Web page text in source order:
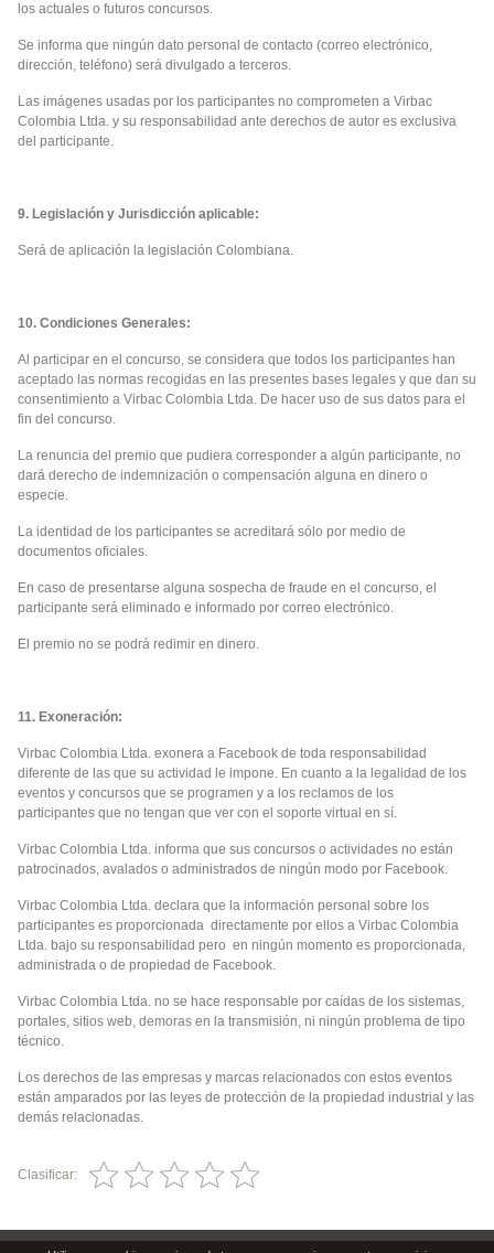
los actuales o futuros concursos.
Se informa que ningún dato personal de contacto (correo electrónico,
dirección, teléfono) será divulgado a terceros.
Las imágenes usadas por los participantes no comprometen a Virbac
Colombia Ltda. y su responsabilidad ante derechos de autor es exclusiva
del participante.
9. Legislación y Jurisdicción aplicable:
Será de aplicación la legislación Colombiana.
10. Condiciones Generales:
Al participar en el concurso, se considera que todos los participantes han
aceptado las normas recogidas en las presentes bases legales y que dan su
consentimiento a Virbac Colombia Ltda. De hacer uso de sus datos para el
fin del concurso.
La renuncia del premio que pudiera corresponder a algún participante, no
dará derecho de indemnización o compensación alguna en dinero o
especie.
La identidad de los participantes se acreditará sólo por medio de
documentos oficiales.
En caso de presentarse alguna sospecha de fraude en el concurso, el
participante será eliminado e informado por correo electrónico.
El premio no se podrá redimir en dinero.
11. Exoneración:
Virbac Colombia Ltda. exonera a Facebook de toda responsabilidad
diferente de las que su actividad le impone. En cuanto a la legalidad de los
eventos y concursos que se programen y a los reclamos de los
participantes que no tengan que ver con el soporte virtual en sí.
Virbac Colombia Ltda. informa que sus concursos o actividades no están
patrocinados, avalados o administrados de ningún modo por Facebook.
Virbac Colombia Ltda. declara que la información personal sobre los
participantes es proporcionada directamente por ellos a Virbac Colombia
Ltda. bajo su responsabilidad pero en ningún momento es proporcionada,
administrada o de propiedad de Facebook.
Virbac Colombia Ltda. no se hace responsable por caídas de los sistemas,
portales, sitios web, demoras en la transmisión, ni ningún problema de tipo
técnico.
Los derechos de las empresas y marcas relacionados con estos eventos
están amparados por las leyes de protección de la propiedad industrial y las
demás relacionadas.
Clasificar: